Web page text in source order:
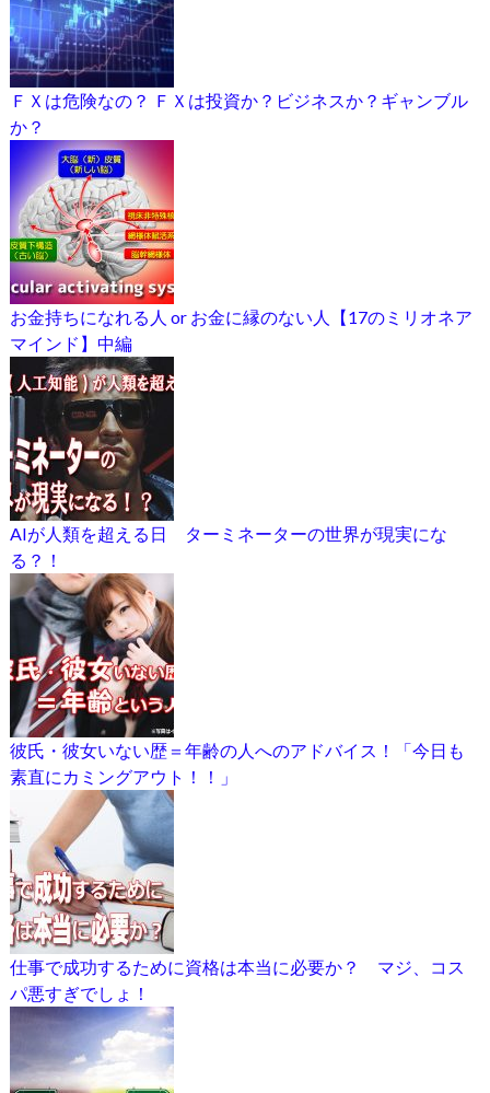
ＦＸは危険なの？ ＦＸは投資か？ビジネスか？ギャンブル
か？
お金持ちになれる人 or お金に縁のない人【17のミリオネア
マインド】中編
AIが人類を超える日 ターミネーターの世界が現実にな
る？！
彼氏・彼女いない歴＝年齢の人へのアドバイス！「今日も
素直にカミングアウト！！」
仕事で成功するために資格は本当に必要か？ マジ、コス
パ悪すぎでしょ！